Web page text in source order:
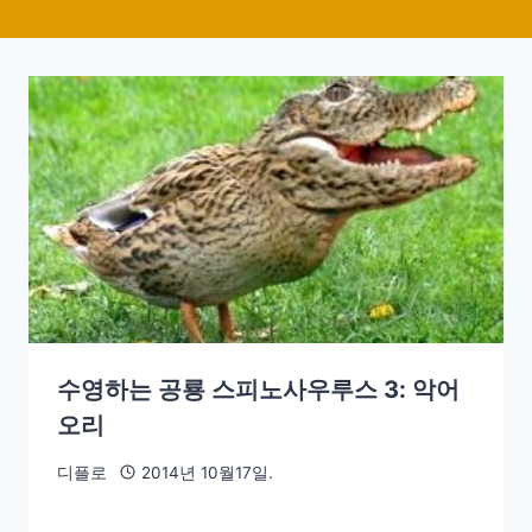
수영하는 공룡 스피노사우루스 3: 악어
오리
디플로 2014년 10월17일.